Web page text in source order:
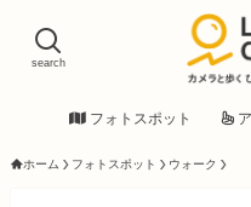
search
フォトスポット
ホーム フォトスポット ウォーク